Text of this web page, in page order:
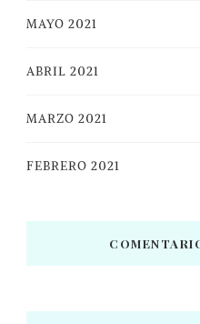
MAYO 2021
ABRIL 2021
MARZO 2021
FEBRERO 2021